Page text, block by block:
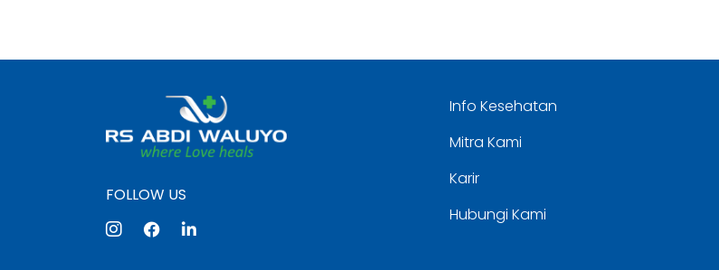
FOLLOW US
Info Kesehatan
Mitra Kami
Karir
Hubungi Kami